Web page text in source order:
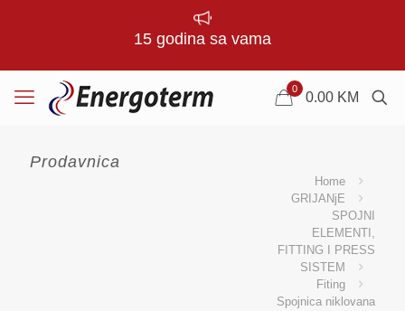
15 godina sa vama
0
0.00 KM
Prodavnica
Home
GRIJANjE
SPOJNI
ELEMENTI,
FITTING I PRESS
SISTEM
Fiting
Spojnica niklovana